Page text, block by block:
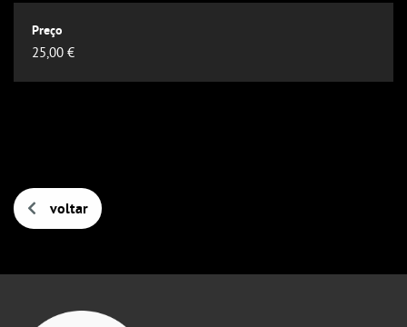
25,00 €
voltar